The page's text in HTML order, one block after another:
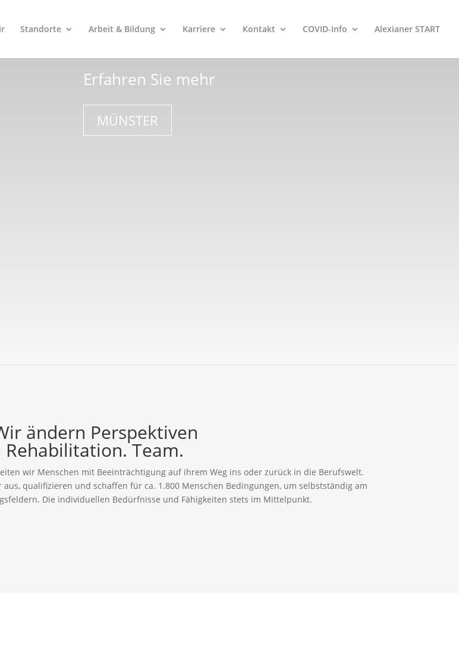
Standorte Arbeit & Bildung Karriere Kontakt COVID-Info Alexianer START
Erfahren Sie mehr
MÜNSTER
ändern Perspektiven
Team.
wir Menschen mit Beeinträchtigung auf ihrem Weg ins oder zurück in die Berufswelt.
qualifizieren und schaffen für ca. 1.800 Menschen Bedingungen, um selbstständig am
Die individuellen Bedürfnisse und Fähigkeiten stets im Mittelpunkt.